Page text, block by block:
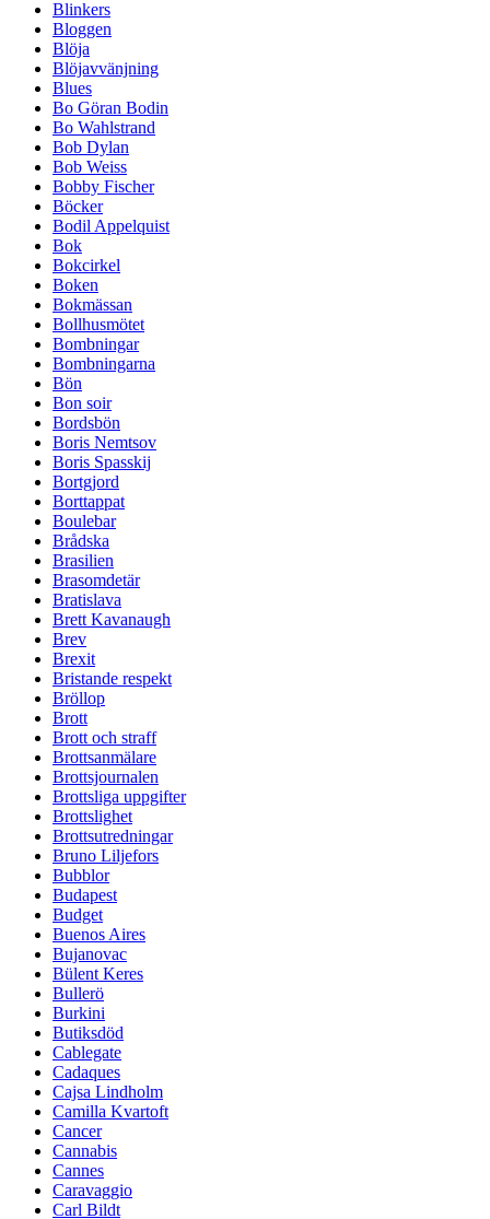
Blinkers
Bloggen
Blöja
Blöjavvänjning
Blues
Bo Göran Bodin
Bo Wahlstrand
Bob Dylan
Bob Weiss
Bobby Fischer
Böcker
Bodil Appelquist
Bok
Bokcirkel
Boken
Bokmässan
Bollhusmötet
Bombningar
Bombningarna
Bön
Bon soir
Bordsbön
Boris Nemtsov
Boris Spasskij
Bortgjord
Borttappat
Boulebar
Brådska
Brasilien
Brasomdetär
Bratislava
Brett Kavanaugh
Brev
Brexit
Bristande respekt
Bröllop
Brott
Brott och straff
Brottsanmälare
Brottsjournalen
Brottsliga uppgifter
Brottslighet
Brottsutredningar
Bruno Liljefors
Bubblor
Budapest
Budget
Buenos Aires
Bujanovac
Bülent Keres
Bullerö
Burkini
Butiksdöd
Cablegate
Cadaques
Cajsa Lindholm
Camilla Kvartoft
Cancer
Cannabis
Cannes
Caravaggio
Carl Bildt